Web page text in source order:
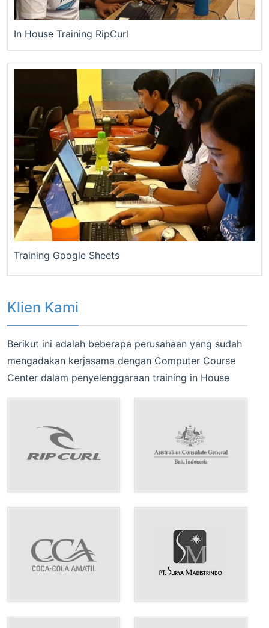
In House Training RipCurl
Training Google Sheets
Klien Kami
Berikut ini adalah beberapa perusahaan yang sudah
mengadakan kerjasama dengan Computer Course
Center dalam penyelenggaraan training in House